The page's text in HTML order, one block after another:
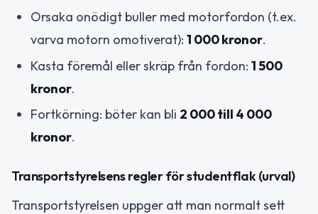
Orsaka onödigt buller med motorfordon (t.ex.
varva motorn omotiverat): 1 000 kronor.
Kasta föremål eller skräp från fordon: 1 500
kronor.
Fortkörning: böter kan bli 2 000 till 4 000
kronor.
Transportstyrelsens regler för studentflak (urval)
Transportstyrelsen uppger att man normalt sett